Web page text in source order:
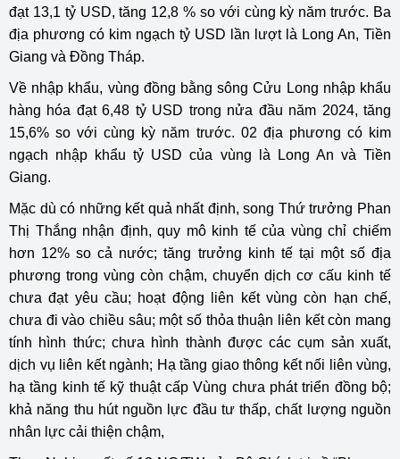
đạt 13,1 tỷ USD, tăng 12,8 % so với cùng kỳ năm trước. Ba
địa phương có kim ngạch tỷ USD lần lượt là Long An, Tiền
Giang và Đồng Tháp.
Về nhập khẩu, vùng đồng bằng sông Cửu Long nhập khẩu
hàng hóa đạt 6,48 tỷ USD trong nửa đầu năm 2024, tăng
15,6% so với cùng kỳ năm trước. 02 địa phương có kim
ngạch nhập khẩu tỷ USD của vùng là Long An và Tiền
Giang.
Mặc dù có những kết quả nhất định, song Thứ trưởng Phan
Thị Thắng nhận định, quy mô kinh tế của vùng chỉ chiếm
hơn 12% so cả nước; tăng trưởng kinh tế tại một số địa
phương trong vùng còn chậm, chuyển dịch cơ cấu kinh tế
chưa đạt yêu cầu; hoạt động liên kết vùng còn hạn chế,
chưa đi vào chiều sâu; một số thỏa thuận liên kết còn mang
tính hình thức; chưa hình thành được các cụm sản xuất,
dịch vụ liên kết ngành; Hạ tầng giao thông kết nối liên vùng,
hạ tầng kinh tế kỹ thuật cấp Vùng chưa phát triển đồng bộ;
khả năng thu hút nguồn lực đầu tư thấp, chất lượng nguồn
nhân lực cải thiện chậm,